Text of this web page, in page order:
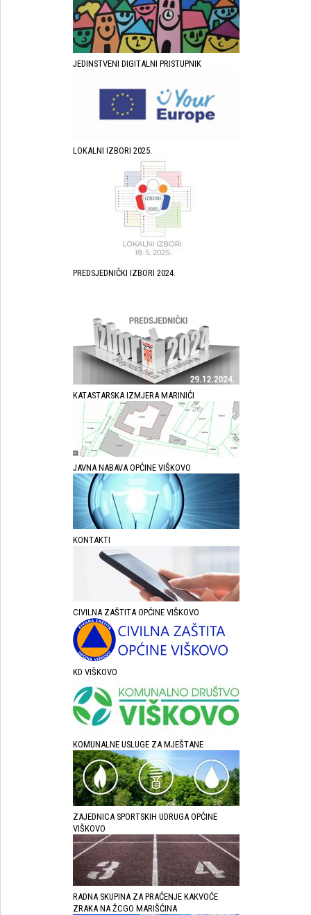
JEDINSTVENI DIGITALNI PRISTUPNIK
LOKALNI IZBORI 2025.
PREDSJEDNIČKI IZBORI 2024.
KATASTARSKA IZMJERA MARINIĆI
JAVNA NABAVA OPĆINE VIŠKOVO
KONTAKTI
CIVILNA ZAŠTITA OPĆINE VIŠKOVO
KD VIŠKOVO
KOMUNALNE USLUGE ZA MJEŠTANE
ZAJEDNICA SPORTSKIH UDRUGA OPĆINE
VIŠKOVO
RADNA SKUPINA ZA PRAĆENJE KAKVOĆE
ZRAKA NA ŽCGO MARIŠĆINA